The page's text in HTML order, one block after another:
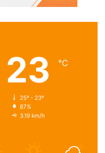
23 ℃
25º - 23º
87%
3.19 km/h